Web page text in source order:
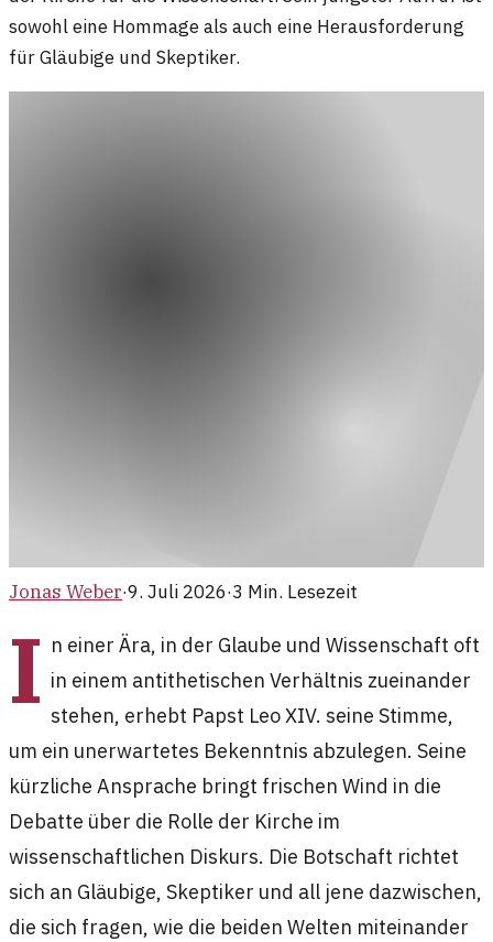
sowohl eine Hommage als auch eine Herausforderung
für Gläubige und Skeptiker.
Jonas Weber·9. Juli 2026·3 Min. Lesezeit
I n einer Ära, in der Glaube und Wissenschaft oft
in einem antithetischen Verhältnis zueinander
stehen, erhebt Papst Leo XIV. seine Stimme,
um ein unerwartetes Bekenntnis abzulegen. Seine
kürzliche Ansprache bringt frischen Wind in die
Debatte über die Rolle der Kirche im
wissenschaftlichen Diskurs. Die Botschaft richtet
sich an Gläubige, Skeptiker und all jene dazwischen,
die sich fragen, wie die beiden Welten miteinander